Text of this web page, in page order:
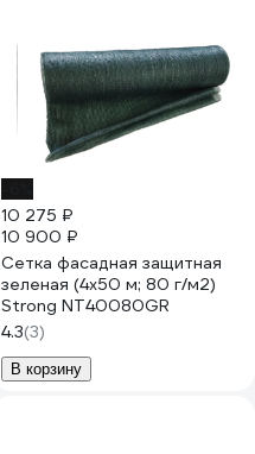
10 275 ₽
10 900 ₽
Сетка фасадная защитная
зеленая (4x50 м; 80 г/м2)
Strong NT40080GR
4.3(3)
В корзину